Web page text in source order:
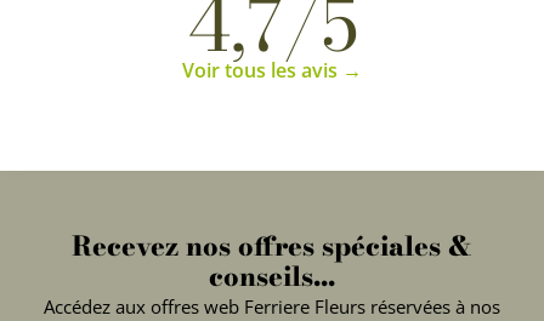
4,7/5
Voir tous les avis →
Recevez nos offres spéciales &
conseils...
Accédez aux offres web Ferriere Fleurs réservées à nos